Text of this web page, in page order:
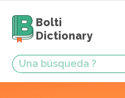
Bolti
Dictionary